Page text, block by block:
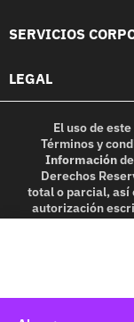
SERVICIOS
LEGAL
El uso de
Términos y
Informaciónde
Derechos
total o parcial, así
autorización